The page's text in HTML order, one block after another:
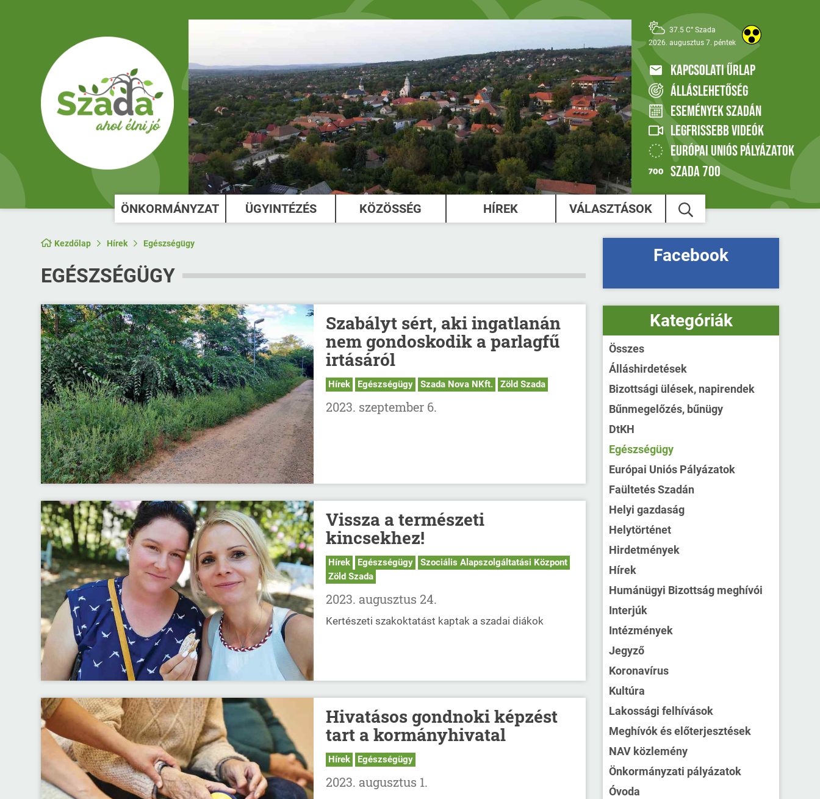
37.5 C° Szada
2026. augusztus 7. péntek
KAPCSOLATI ŰRLAP
ÁLLÁSLEHETŐSÉG
ESEMÉNYEK SZADÁN
LEGFRISSEBB VIDEÓK
EURÓPAI UNIÓS PÁLYÁZATOK
SZADA 700
ÖNKORMÁNYZAT ÜGYINTÉZÉS KÖZÖSSÉG HÍREK VÁLASZTÁSOK
Kezdőlap Hírek Egészségügy
EGÉSZSÉGÜGY
Szabályt sért, aki ingatlanán
nem gondoskodik a parlagfű
irtásáról
Hírek Egészségügy Szada Nova NKft. Zöld Szada
2023. szeptember 6.
Vissza a természeti
kincsekhez!
Hírek Egészségügy
Szociális Alapszolgáltatási Központ
Zöld Szada
2023. augusztus 24.
Kertészeti szakoktatást kaptak a szadai diákok
Hivatásos gondnoki képzést
tart a kormányhivatal
Hírek Egészségügy
2023. augusztus 1.
Facebook
Kategóriák
Összes
Álláshirdetések
Bizottsági ülések, napirendek
Bűnmegelőzés, bűnügy
DtKH
Egészségügy
Európai Uniós Pályázatok
Faültetés Szadán
Helyi gazdaság
Helytörténet
Hirdetmények
Hírek
Humánügyi Bizottság meghívói
Interjúk
Intézmények
Jegyző
Koronavírus
Kultúra
Lakossági felhívások
Meghívók és előterjesztések
NAV közlemény
Önkormányzati pályázatok
Óvoda